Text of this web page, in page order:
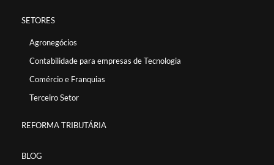
SETORES
Agronegócios
Contabilidade para empresas de Tecnologia
Comércio e Franquias
Terceiro Setor
REFORMA TRIBUTÁRIA
BLOG